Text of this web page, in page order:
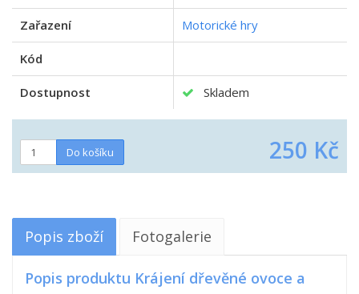
Zařazení Motorické hry
Kód
Dostupnost Skladem
250 Kč
Popis zboží Fotogalerie
Popis produktu Krájení dřevěné ovoce a